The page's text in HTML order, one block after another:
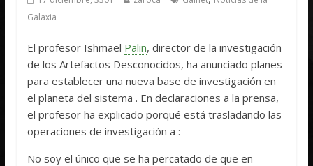
Galaxia
El profesor Ishmael Palin, director de la investigación
de los Artefactos Desconocidos, ha anunciado planes
para establecer una nueva base de investigación en
el planetadel sistema . En declaraciones a la prensa,
el profesor ha explicado porqué está trasladando las
operaciones de investigación a:
No soy el único que se ha percatado de que en